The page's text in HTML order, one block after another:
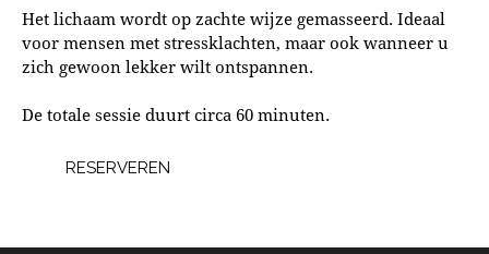
Het lichaam wordt op zachte wijze gemasseerd. Ideaal
voor mensen met stressklachten, maar ook wanneer u
zich gewoon lekker wilt ontspannen.
De totale sessie duurt circa 60 minuten.
RESERVEREN